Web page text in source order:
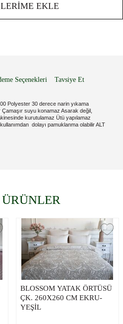
EKLE
Seçenekleri Tavsiye Et
Polyester 30 derece narin yıkama
Çamaşır suyu konamaz Asarak değil,
kurutulamaz Ütü yapılamaz
dolayı pamuklanma olabilir ALT
BLOSSOM YATAK ÖRTÜSÜ
ÇK. 260X260 CM EKRU-
YEŞİL